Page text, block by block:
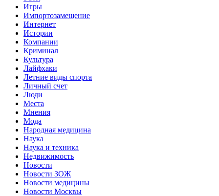
Игры
Импортозамещение
Интернет
Истории
Компании
Криминал
Культура
Лайфхаки
Летние виды спорта
Личный счет
Люди
Места
Мнения
Мода
Народная медицина
Наука
Наука и техника
Недвижимость
Новости
Новости ЗОЖ
Новости медицины
Новости Москвы